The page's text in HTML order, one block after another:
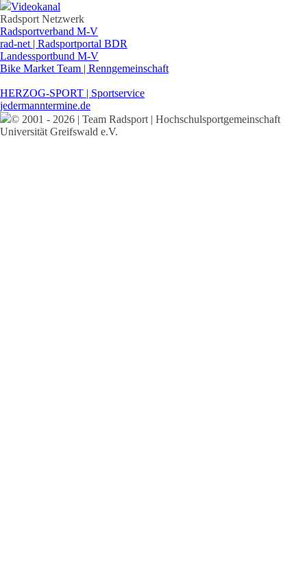
Videokanal
Radsport Netzwerk
Radsportverband M-V
rad-net | Radsportportal BDR
Landessportbund M-V
Bike Market Team | Renngemeinschaft
HERZOG-SPORT | Sportservice
jedermanntermine.de
© 2001 - 2026 | Team Radsport | Hochschulsportgemeinschaft
Universität Greifswald e.V.